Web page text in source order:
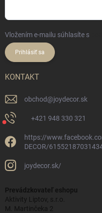
Vložením e-mailu súhlasíte s
Prihlásiť sa
KONTAKT
obchod@joydecor.sk
+421 948 330 321
https://
DECOR/
joydecor.sk/
Prevádzkovateľ eshopu
Aktivity Liptov, s.r.o.
M. Martinčeka 2